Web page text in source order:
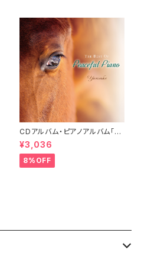
CDアルバム・ピアノアルバム「T
he Best of Peaceful Pian
o」／Yuusuke
¥3,036
8%OFF